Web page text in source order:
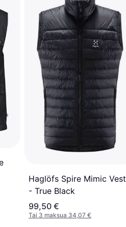
Haglöfs Spire Mimic Vest
- True Black
99,50 €
Tai 3 maksua 34,07 €